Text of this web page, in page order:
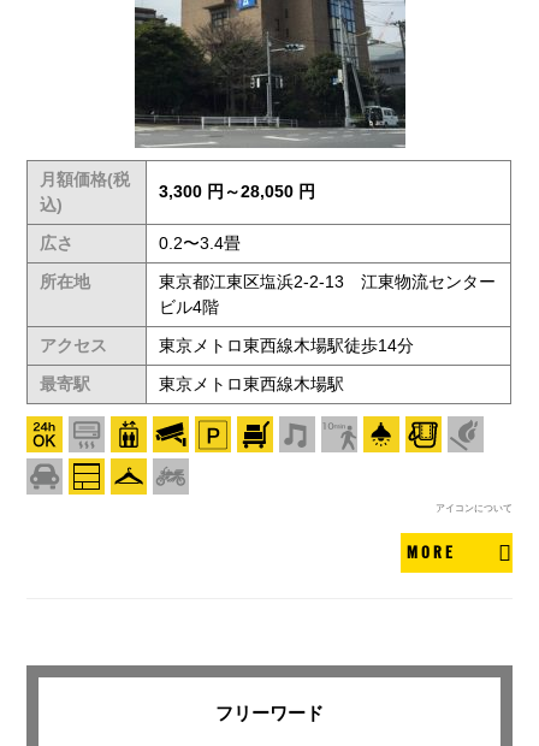
月額価格(税
込)
3,300 円～28,050 円
広さ
0.2〜3.4畳
所在地
東京都江東区塩浜2-2-13 江東物流センター
ビル4階
アクセス
東京メトロ東西線木場駅徒歩14分
最寄駅
東京メトロ東西線木場駅
アイコンについて
MORE
フリーワード